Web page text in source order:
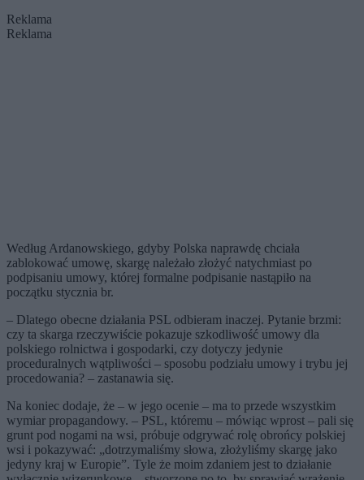
Reklama
Reklama
Według Ardanowskiego, gdyby Polska naprawdę chciała
zablokować umowę, skargę należało złożyć natychmiast po
podpisaniu umowy, której formalne podpisanie nastąpiło na
początku stycznia br.
– Dlatego obecne działania PSL odbieram inaczej. Pytanie brzmi:
czy ta skarga rzeczywiście pokazuje szkodliwość umowy dla
polskiego rolnictwa i gospodarki, czy dotyczy jedynie
proceduralnych wątpliwości – sposobu podziału umowy i trybu jej
procedowania? – zastanawia się.
Na koniec dodaje, że – w jego ocenie – ma to przede wszystkim
wymiar propagandowy. – PSL, któremu – mówiąc wprost – pali się
grunt pod nogami na wsi, próbuje odgrywać rolę obrońcy polskiej
wsi i pokazywać: „dotrzymaliśmy słowa, złożyliśmy skargę jako
jedyny kraj w Europie”. Tyle że moim zdaniem jest to działanie